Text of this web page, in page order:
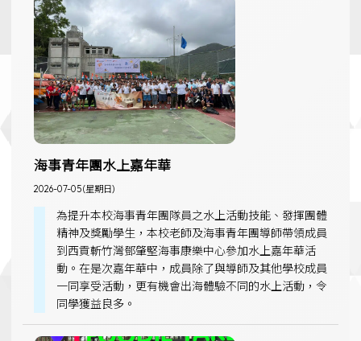
海事青年團水上嘉年華
2026-07-05 (星期日)
為提升本校海事青年團隊員之水上活動技能、發揮團體
精神及獎勵學生，本校老師及海事青年團導師帶領成員
到西貢斬竹灣鄧肇堅海事康樂中心參加水上嘉年華活
動。在是次嘉年華中，成員除了與導師及其他學校成員
一同享受活動，更有機會出海體驗不同的水上活動，令
同學獲益良多。